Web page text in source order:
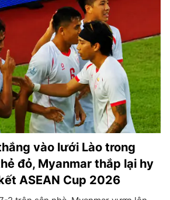
vào lưới Lào trong
đỏ, Myanmar thắp lại hy
ASEAN Cup 2026